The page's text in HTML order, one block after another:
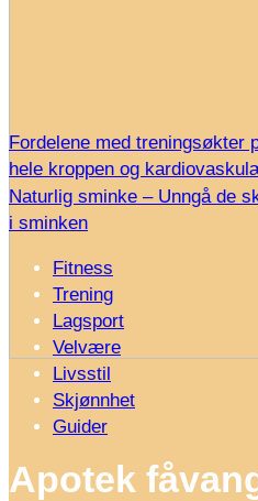
Fordelene med treningsøkter
hele kroppen og
Naturlig sminke – Unngå de
i sminken
Fitness
Trening
Lagsport
Velvære
Livsstil
Skjønnhet
Guider
Apotek